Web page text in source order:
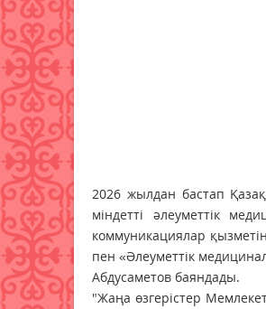
2026 жылдан бастап
міндетті әлеуметтік
коммуникациялар
пен «Әлеуметтік
Абдусаметов баяндады.
"Жаңа өзгерістер